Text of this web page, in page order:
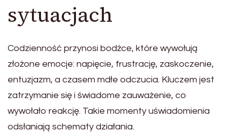
sytuacjach
Codzienność przynosi bodźce, które wywołują
złożone emocje: napięcie, frustrację, zaskoczenie,
entuzjazm, a czasem mdłe odczucia. Kluczem jest
zatrzymanie się i świadome zauważenie, co
wywołało reakcję. Takie momenty uświadomienia
odsłaniają schematy działania.